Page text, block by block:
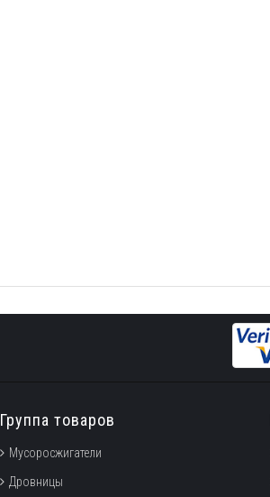
Группа товаров
Мусоросжигатели
Дровницы